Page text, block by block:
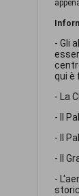
- Gli
qui è
- La
- Il
- Il
- Il
-